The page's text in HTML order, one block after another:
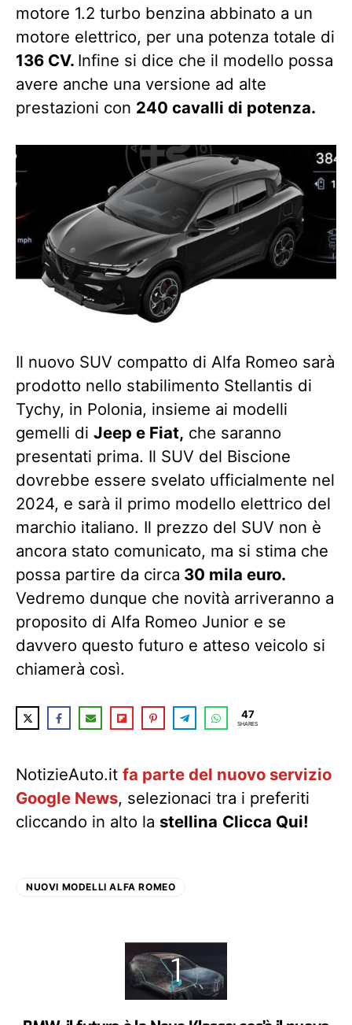
motore 1.2 turbo benzina abbinato a un
motore elettrico, per una potenza totale di
136 CV. Infine si dice che il modello possa
avere anche una versione ad alte
prestazioni con 240 cavalli di potenza.
Il nuovo SUV compatto di Alfa Romeo sarà
prodotto nello stabilimento Stellantis di
Tychy, in Polonia, insieme ai modelli
gemelli di Jeep e Fiat, che saranno
presentati prima. Il SUV del Biscione
dovrebbe essere svelato ufficialmente nel
2024, e sarà il primo modello elettrico del
marchio italiano. Il prezzo del SUV non è
ancora stato comunicato, ma si stima che
possa partire da circa 30 mila euro.
Vedremo dunque che novità arriveranno a
proposito di Alfa Romeo Junior e se
davvero questo futuro e atteso veicolo si
chiamerà così.
47
SHARES
NotizieAuto.it fa parte del nuovo servizio
Google News, selezionaci tra i preferiti
cliccando in alto la stellina Clicca Qui!
NUOVI MODELLI ALFA ROMEO